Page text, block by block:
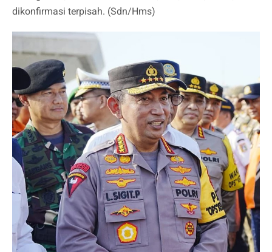
dikonfirmasi terpisah. (Sdn/Hms)